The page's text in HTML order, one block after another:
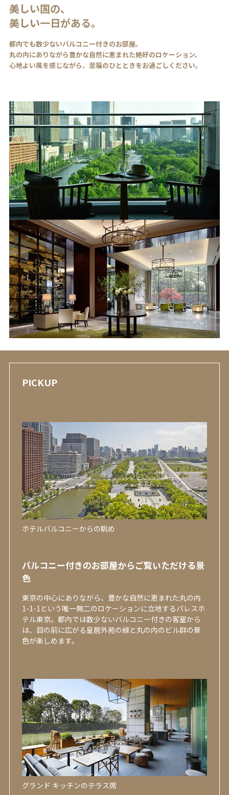
美しい国の、
美しい一日がある。
都内でも数少ないバルコニー付きのお部屋。
丸の内にありながら豊かな自然に恵まれた絶好のロケーション。
心地よい風を感じながら、至福のひとときをお過ごしください。
PICKUP
ホテルバルコニーからの眺め
バルコニー付きのお部屋からご覧いただける景
色
東京の中心にありながら、豊かな自然に恵まれた丸の内
1-1-1という唯一無二のロケーションに立地するパレスホ
テル東京。都内では数少ないバルコニー付きの客室から
は、目の前に広がる皇居外苑の緑と丸の内のビル群の景
色が楽しめます。
グランド キッチンのテラス席